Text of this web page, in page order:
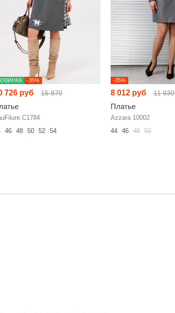
-35%
726 руб 15 970
С1784
46 48 50 52 54
-35%
8 012 руб 11 930
Платье
Azzara 10002
44
46 48 50